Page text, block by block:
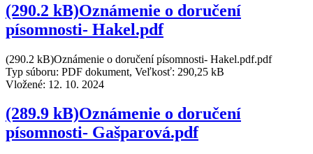
(290.2 kB)Oznámenie o doručení
písomnosti- Hakel.pdf
(290.2 kB)Oznámenie o doručení písomnosti- Hakel.pdf.pdf
Typ súboru: PDF dokument, Veľkosť: 290,25 kB
Vložené: 12. 10. 2024
(289.9 kB)Oznámenie o doručení
písomnosti- Gašparová.pdf